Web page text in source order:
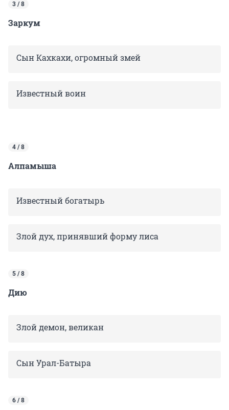
3 / 8
Заркум
Сын Кахкахи, огромный змей
Известный воин
4 / 8
Алпамыша
Известный богатырь
Злой дух, принявший форму лиса
5 / 8
Дию
Злой демон, великан
Сын Урал-Батыра
6 / 8